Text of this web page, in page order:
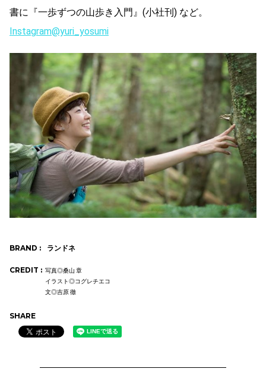
書に『一歩ずつの山歩き入門』(小社刊) など。
Instagram@yuri_yosumi
BRAND : ランドネ
CREDIT : 写真◎桑山 章
イラスト◎コグレチエコ
文◎吉原 徹
SHARE